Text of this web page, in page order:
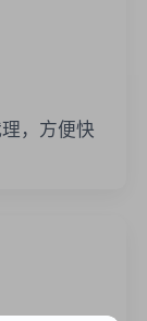
，方便快